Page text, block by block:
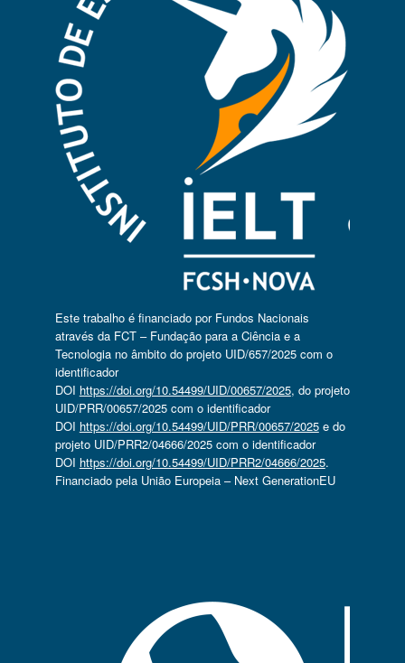
Este trabalho é financiado por Fundos Nacionais
através da FCT – Fundação para a Ciência e a
Tecnologia no âmbito do projeto UID/657/2025 com o
identificador
DOI https://doi.org/10.54499/UID/00657/2025, do projeto
UID/PRR/00657/2025 com o identificador
DOI https://doi.org/10.54499/UID/PRR/00657/2025e do
projeto UID/PRR2/04666/2025 com o identificador
DOI https://doi.org/10.54499/UID/PRR2/04666/2025.
Financiado pela União Europeia – Next GenerationEU